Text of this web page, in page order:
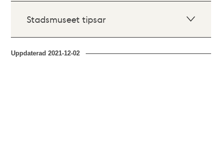
Stadsmuseet tipsar
Uppdaterad2021-12-02